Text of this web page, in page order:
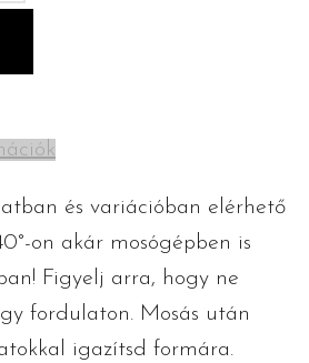
és variációban elérhető
on akár mosógépben is
Figyelj arra, hogy ne
fordulaton. Mosás után
igazítsd formára.